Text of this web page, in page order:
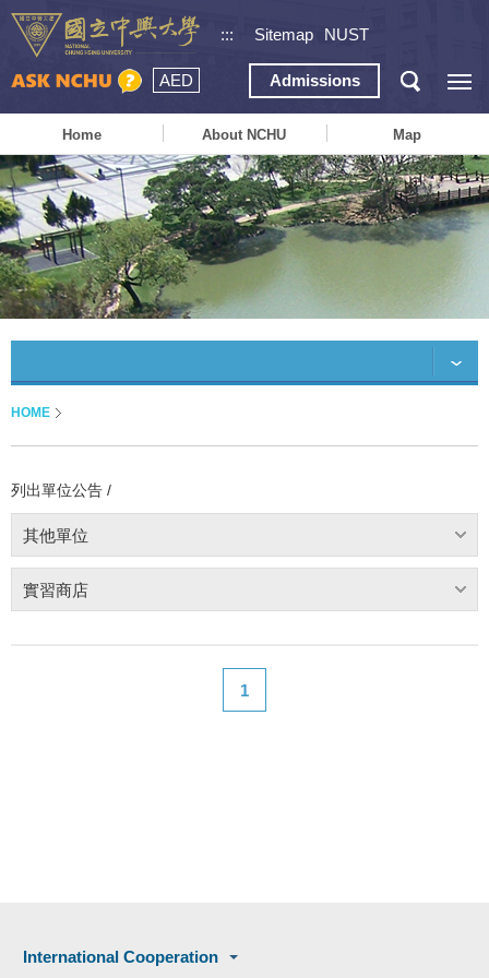
::: Sitemap NUST
AED Admissions
Home About NCHU Map
HOME
列出單位公告 /
其他單位
實習商店
1
International Cooperation